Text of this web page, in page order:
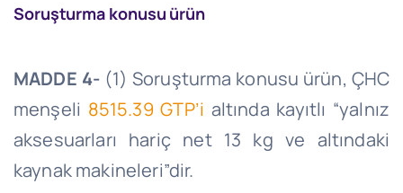
Soruşturma konusu ürün
MADDE 4-(1) Soruşturma konusu ürün, ÇHC
menşeli 8515.39 GTP’i altında kayıtlı “yalnız
aksesuarları hariç net 13 kg ve altındaki
kaynakmakineleri”dir.